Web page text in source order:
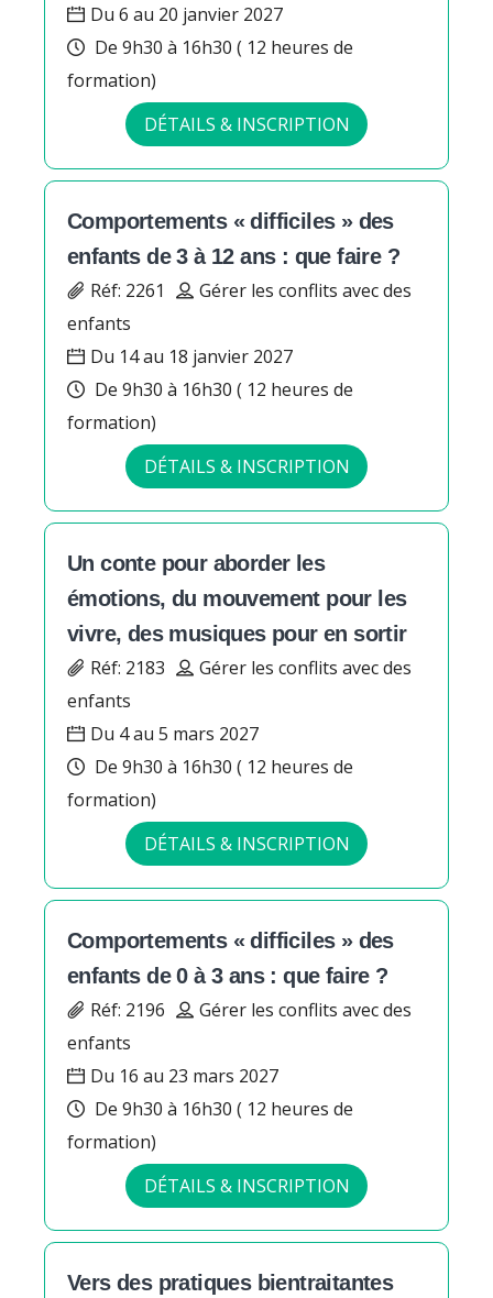
Du 6 au 20 janvier 2027
De 9h30 à 16h30 ( 12 heures de
formation)
DÉTAILS & INSCRIPTION
Comportements « difficiles » des
enfants de 3 à 12 ans : que faire ?
Réf: 2261
Gérer les conflits avec des
enfants
Du 14 au 18 janvier 2027
De 9h30 à 16h30 ( 12 heures de
formation)
DÉTAILS & INSCRIPTION
Un conte pour aborder les
émotions, du mouvement pour les
vivre, des musiques pour en sortir
Réf: 2183
Gérer les conflits avec des
enfants
Du 4 au 5 mars 2027
De 9h30 à 16h30 ( 12 heures de
formation)
DÉTAILS & INSCRIPTION
Comportements « difficiles » des
enfants de 0 à 3 ans : que faire ?
Réf: 2196
Gérer les conflits avec des
enfants
Du 16 au 23 mars 2027
De 9h30 à 16h30 ( 12 heures de
formation)
DÉTAILS & INSCRIPTION
Vers des pratiques bientraitantes